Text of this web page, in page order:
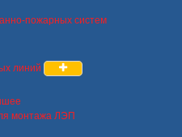
пожарных систем
линий
монтажа ЛЭП